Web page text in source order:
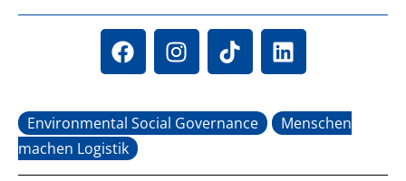
Environmental Social Governance
Menschen
machen Logistik